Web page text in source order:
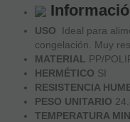
USO
Ideal para
congelación. Muy
MATERIAL
PP/
HERMÉTICO SI
RESISTENCIA
PESO UNITARIO
TEMPERATURA